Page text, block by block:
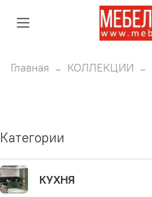
Главная КОЛЛЕКЦИИ
Категории
КУХНЯ